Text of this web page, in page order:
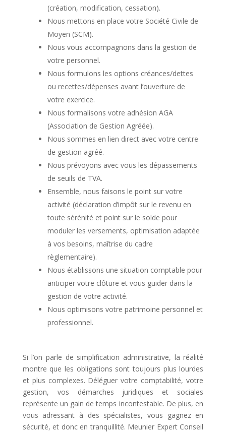
(création, modification, cessation).
Nous mettons en place votre Société Civile de
Moyen (SCM).
Nous vous accompagnons dans la gestion de
votre personnel.
Nous formulons les options créances/dettes
ou recettes/dépenses avant l’ouverture de
votre exercice.
Nous formalisons votre adhésion AGA
(Association de Gestion Agréée).
Nous sommes en lien direct avec votre centre
de gestion agréé.
Nous prévoyons avec vous les dépassements
de seuils de TVA.
Ensemble, nous faisons le point sur votre
activité (déclaration d’impôt sur le revenu en
toute sérénité et point sur le solde pour
moduler les versements, optimisation adaptée
à vos besoins, maîtrise du cadre
règlementaire).
Nous établissons une situation comptable pour
anticiper votre clôture et vous guider dans la
gestion de votre activité.
Nous optimisons votre patrimoine personnel et
professionnel.
Si l’on parle de simplification administrative, la réalité
montre que les obligations sont toujours plus lourdes
et plus complexes. Déléguer votre comptabilité, votre
gestion, vos démarches juridiques et sociales
représente un gain de temps incontestable. De plus, en
vous adressant à des spécialistes, vous gagnez en
sécurité, et donc en tranquillité. Meunier Expert Conseil